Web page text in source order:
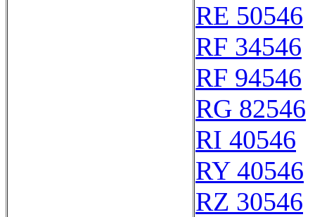
RE 50546
RF 34546
RF 94546
RG 82546
RI 40546
RY 40546
RZ 30546